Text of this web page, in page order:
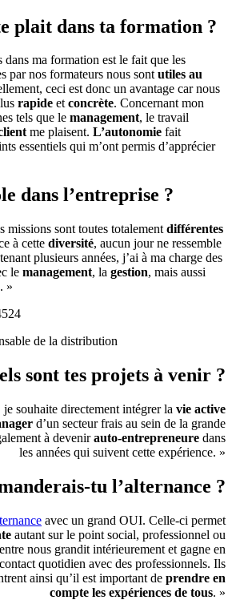
plait dans ta formation ?
ma formation est le fait que les
par nos formateurs nous sontutiles au
ceci est donc un avantage car nous
rapide etconcrète. Concernant mon
tels que le management, le travail
me plaisent. L’autonomie fait
essentiels qui m’ont permis d’apprécier
dans l’entreprise ?
missions sont toutes totalement différentes
à cette diversité, aucun jour ne ressemble
plusieurs années, j’ai à ma charge des
le management, la gestion, mais aussi
»
sont tes projets à venir ?
je souhaite directement intégrer la vie active
d’un secteur frais au sein de la grande
à devenirauto-entrepreneure dans
les années qui suivent cette expérience. »
tu l’alternance ?
avec un grand OUI. Celle-ci permet
autant sur le point social, professionnel ou
nous grandit intérieurement et gagne en
quotidien avec des professionnels. Ils
ainsi qu’il est important de prendre en
compte les expériences de tous. »